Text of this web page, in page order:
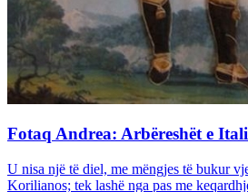
Fotaq Andrea: Arbëreshët e
U nisa një të diel, me mëngjes të bukur
Korilianos; tek lashë nga pas me